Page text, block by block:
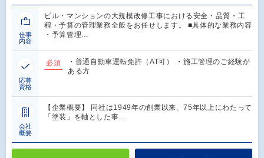
仕事
内容
ビル・マンションの大規模改修工事における安全・品質・工
程・予算の管理業務全般をお任せします。 ■具体的な業務内容
・予算管理…
応募
資格
必須
・普通自動車運転免許（AT可） ・施工管理のご経験が
ある方
会社
概要
【企業概要】 同社は1949年の創業以来、75年以上にわたって
「塗装」を軸とした事…